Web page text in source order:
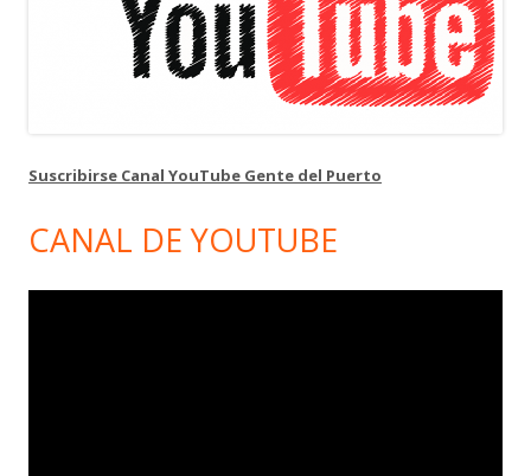
Suscribirse Canal YouTube Gente del Puerto
CANAL DE YOUTUBE